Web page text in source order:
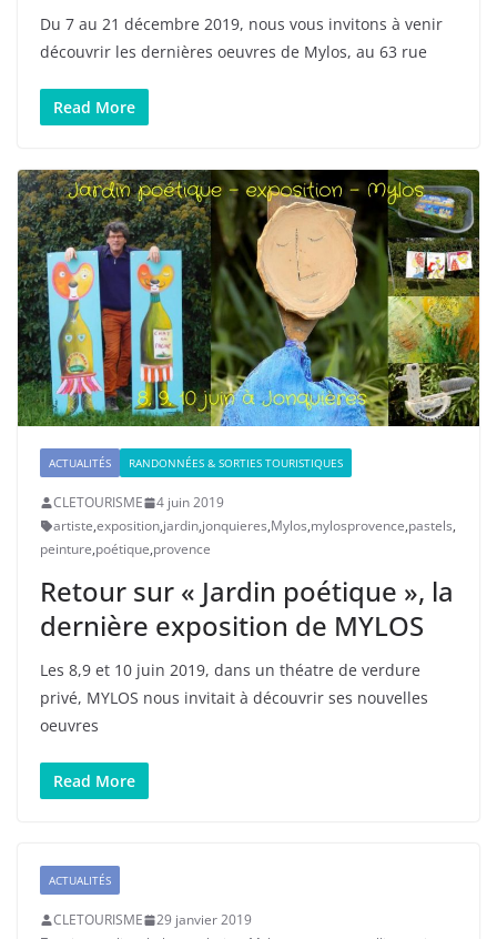
Du 7 au 21 décembre 2019, nous vous invitons à venir
découvrir les dernières oeuvres de Mylos, au 63 rue
Read More
ACTUALITÉS RANDONNÉES & SORTIES TOURISTIQUES
CLETOURISME
4 juin 2019
artiste,exposition,jardin,jonquieres,Mylos,mylosprovence,pastels,
peinture,poétique,provence
Retour sur « Jardin poétique », la
dernière exposition de MYLOS
Les 8,9 et 10 juin 2019, dans un théatre de verdure
privé, MYLOS nous invitait à découvrir ses nouvelles
oeuvres
Read More
ACTUALITÉS
CLETOURISME
29 janvier 2019